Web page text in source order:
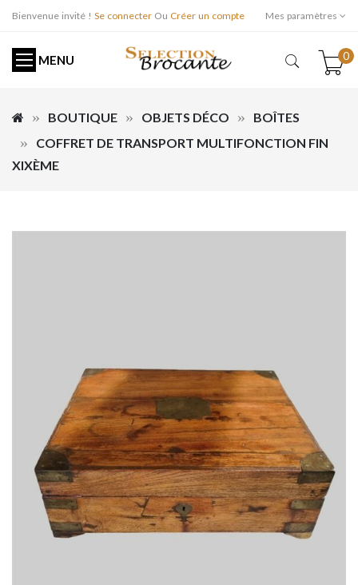
Bienvenue invité ! Se connecter Ou Créer un compte Mes paramètres
MENU 0
BOUTIQUE OBJETS DÉCO
BOÎTES
COFFRET DE TRANSPORT MULTIFONCTION FIN
XIXÈME